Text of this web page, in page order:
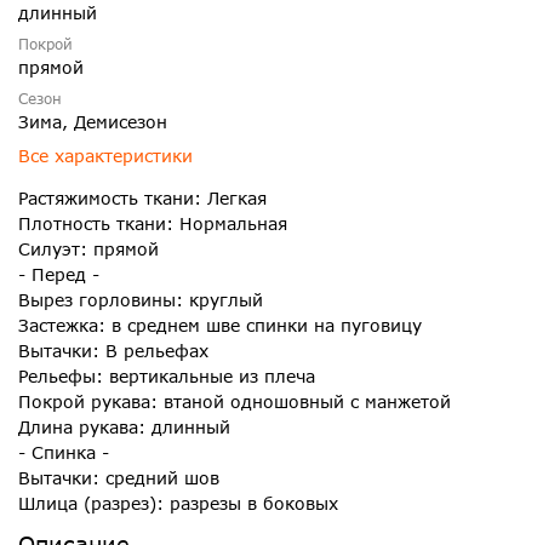
длинный
Покрой
прямой
Сезон
Зима, Демисезон
Все характеристики
Растяжимость ткани: Легкая
Плотность ткани: Нормальная
Силуэт: прямой
- Перед -
Вырез горловины: круглый
Застежка: в среднем шве спинки на пуговицу
Вытачки: В рельефах
Рельефы: вертикальные из плеча
Покрой рукава: втаной одношовный с манжетой
Длина рукава: длинный
- Спинка -
Вытачки: средний шов
Шлица (разрез): разрезы в боковых